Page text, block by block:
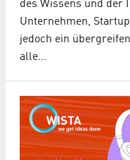
des Wissens und der
Unternehmen,
jedoch ein
alle…